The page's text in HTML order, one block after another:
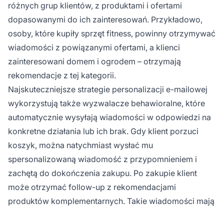
różnych grup klientów, z produktami i ofertami
dopasowanymi do ich zainteresowań. Przykładowo,
osoby, które kupiły sprzęt fitness, powinny otrzymywać
wiadomości z powiązanymi ofertami, a klienci
zainteresowani domem i ogrodem – otrzymają
rekomendacje z tej kategorii.
Najskuteczniejsze strategie personalizacji e-mailowej
wykorzystują także wyzwalacze behawioralne, które
automatycznie wysyłają wiadomości w odpowiedzi na
konkretne działania lub ich brak. Gdy klient porzuci
koszyk, można natychmiast wysłać mu
spersonalizowaną wiadomość z przypomnieniem i
zachętą do dokończenia zakupu. Po zakupie klient
może otrzymać follow-up z rekomendacjami
produktów komplementarnych. Takie wiadomości mają